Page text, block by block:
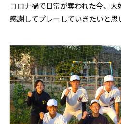
コロナ禍で日常が奪われた今、
感謝してプレーしていきたいと思